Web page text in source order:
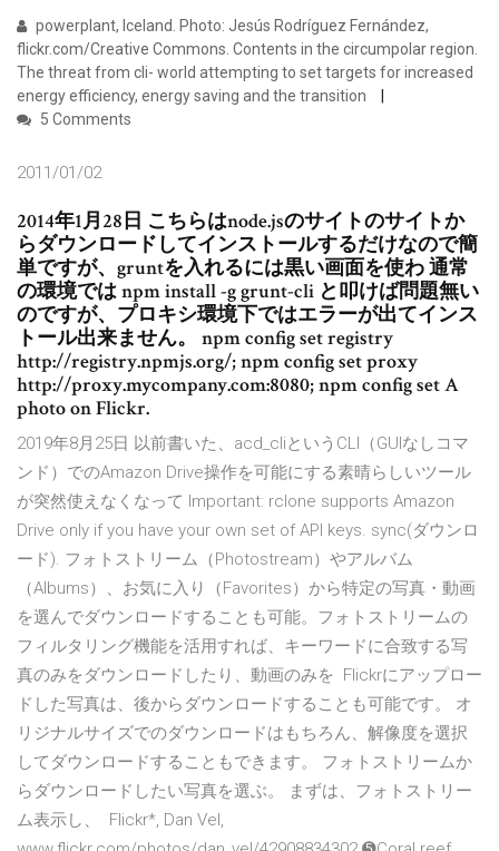
powerplant, Iceland. Photo: Jesús Rodríguez Fernández,
flickr.com/Creative Commons. Contents in the circumpolar region.
The threat from cli- world attempting to set targets for increased
energy efficiency, energy saving and the transition
5 Comments
2011/01/02
2014年1月28日 こちらはnode.jsのサイトのサイトか
らダウンロードしてインストールするだけなので簡
単ですが、gruntを入れるには黒い画面を使わ 通常
の環境では npm install -g grunt-cli と叩けば問題無い
のですが、プロキシ環境下ではエラーが出てインス
トール出来ません。 npm config set registry
http://registry.npmjs.org/; npm config set proxy
http://proxy.mycompany.com:8080; npm config set A
photo on Flickr.
2019年8月25日 以前書いた、acd_cliというCLI（GUIなしコマ
ンド）でのAmazon Drive操作を可能にする素晴らしいツール
が突然使えなくなって Important: rclone supports Amazon
Drive only if you have your own set of API keys. sync(ダウンロ
ード). フォトストリーム（Photostream）やアルバム
（Albums）、お気に入り（Favorites）から特定の写真・動画
を選んでダウンロードすることも可能。フォトストリームの
フィルタリング機能を活用すれば、キーワードに合致する写
真のみをダウンロードしたり、動画のみを Flickrにアップロー
ドした写真は、後からダウンロードすることも可能です。 オ
リジナルサイズでのダウンロードはもちろん、解像度を選択
してダウンロードすることもできます。 フォトストリームか
らダウンロードしたい写真を選ぶ。 まずは、フォトストリー
ム表示し、 Flickr*, Dan Vel,